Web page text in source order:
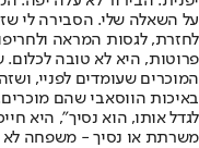
על השאלה שלי. הסבירה לי
לחזרת, לגסות המראה
פרוטות, היא לא טובה
המוכרים שעומדים לפניי,
באיכות הווסאבי שהם
לגדל אותו, הוא נסיך", היא
משרתת או נסיך - משפחה לא